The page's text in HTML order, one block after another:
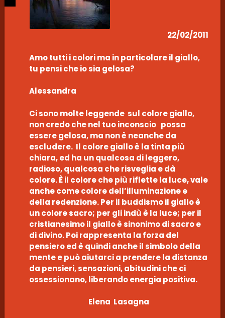
22/02/2011
Amo tutti i colori ma in particolare il giallo,
tu pensi che io sia gelosa?
Alessandra
Ci sono molte leggende sul colore giallo,
non credo che nel tuo inconscio possa
essere gelosa, ma non è neanche da
escludere. Il colore giallo è la tinta più
chiara, ed ha un qualcosa di leggero,
radioso, qualcosa che risveglia e dà
colore. È il colore che più riflette la luce, vale
anche come colore dell’illuminazione e
della redenzione. Per il buddismo il giallo è
un colore sacro; per gli indù è la luce; per il
cristianesimo il giallo è sinonimo di sacro e
di divino. Poi rappresenta la forza del
pensiero ed è quindi anche il simbolo della
mente e può aiutarci a prendere la distanza
da pensieri, sensazioni, abitudini che ci
ossessionano, liberando energia positiva.
Elena Lasagna